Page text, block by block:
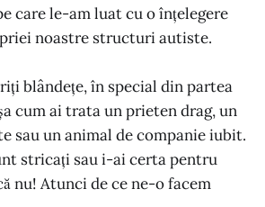
care le-am luat cu o înțelegere
noastre structuri autiste.
blândețe, în special din partea
cum ai trata un prieten drag, un
sau un animal de companie iubit.
stricați sau i-ai certa pentru
nu! Atunci de ce ne-o facem